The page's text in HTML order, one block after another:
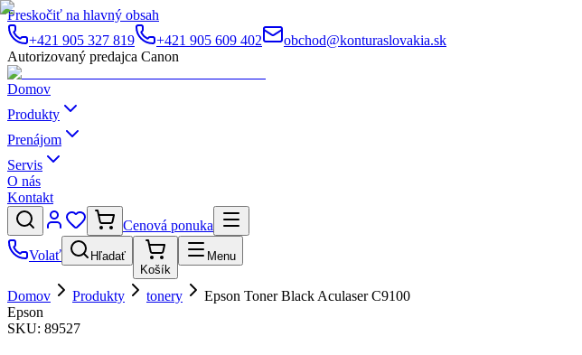
Preskočiť na hlavný obsah
+421 905 327 819
+421 905 609 402
obchod@konturaslovakia.sk
Autorizovaný predajca Canon
Domov
Produkty
Prenájom
Servis
O nás
Kontakt
Cenová ponuka
Volať
Hľadať
Košík
Menu
Domov Produkty tonery
Epson Toner Black Aculaser C9100
Epson
SKU: 89527